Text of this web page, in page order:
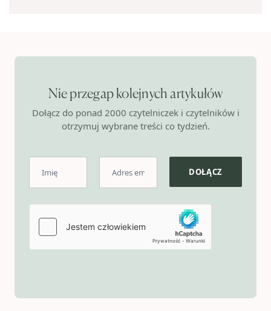
Nie przegap kolejnych artykułów
Dołącz do ponad 2000 czytelniczek i czytelników i
otrzymuj wybrane treści co tydzień.